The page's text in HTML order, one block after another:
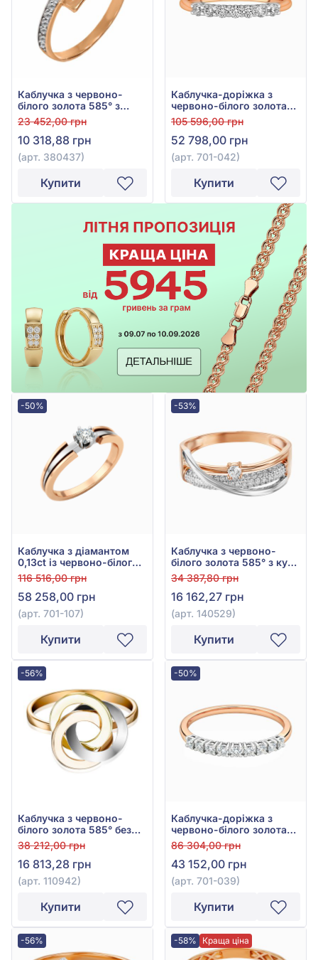
Каблучка з червоно-
білого золота 585° з
фіанітом, арт. 380437
23 452,00 грн
10 318,88 грн
(арт. 380437)
Купити
Каблучка-доріжка з
червоно-білого золота
585° з діамантом 0,3ct,
арт. 701-042
105 596,00 грн
52 798,00 грн
(арт. 701-042)
Купити
-50%
Каблучка з діамантом
0,13ct із червоно-білого
золота 585°, арт. 701-107
116 516,00 грн
58 258,00 грн
(арт. 701-107)
Купити
-53%
Каблучка з червоно-
білого золота 585° з куб.
окс. цирконію, арт.
140529
34 387,80 грн
16 162,27 грн
(арт. 140529)
Купити
-56%
Каблучка з червоно-
білого золота 585° без
вставки, арт. 110942
38 212,00 грн
16 813,28 грн
(арт. 110942)
Купити
-50%
Каблучка-доріжка з
червоно-білого золота
585° з діамантами 0,19ct,
арт. 701-039
86 304,00 грн
43 152,00 грн
(арт. 701-039)
Купити
-56% -58% Краща ціна